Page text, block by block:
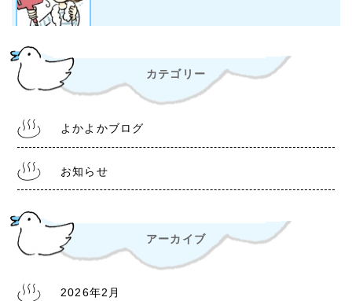
組合事務所について
2022.10.28
2022.6.30
熊本銭湯『松の湯』 営業時間等変更のお知らせ
カテゴリー
よかよかブログ
お知らせ
アーカイブ
2026年2月